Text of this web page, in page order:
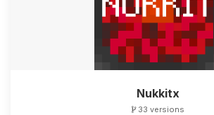
Nukkitx
33 versions